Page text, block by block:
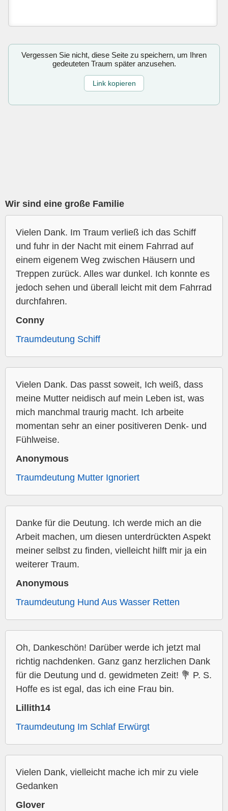
Vergessen Sie nicht, diese Seite zu speichern, um Ihren
gedeuteten Traum später anzusehen.
Link kopieren
Wir sind eine große Familie
Vielen Dank. Im Traum verließ ich das Schiff
und fuhr in der Nacht mit einem Fahrrad auf
einem eigenem Weg zwischen Häusern und
Treppen zurück. Alles war dunkel. Ich konnte es
jedoch sehen und überall leicht mit dem Fahrrad
durchfahren.
Conny
Traumdeutung Schiff
Vielen Dank. Das passt soweit, Ich weiß, dass
meine Mutter neidisch auf mein Leben ist, was
mich manchmal traurig macht. Ich arbeite
momentan sehr an einer positiveren Denk- und
Fühlweise.
Anonymous
Traumdeutung Mutter Ignoriert
Danke für die Deutung. Ich werde mich an die
Arbeit machen, um diesen unterdrückten Aspekt
meiner selbst zu finden, vielleicht hilft mir ja ein
weiterer Traum.
Anonymous
Traumdeutung Hund Aus Wasser Retten
Oh, Dankeschön! Darüber werde ich jetzt mal
richtig nachdenken. Ganz ganz herzlichen Dank
für die Deutung und d. gewidmeten Zeit! 💐 P. S.
Hoffe es ist egal, das ich eine Frau bin.
Lillith14
Traumdeutung Im Schlaf Erwürgt
Vielen Dank, vielleicht mache ich mir zu viele
Gedanken
Glover